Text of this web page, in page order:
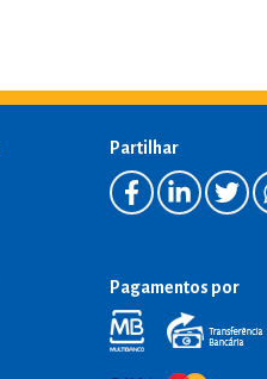
Partilhar
Pagamentos por